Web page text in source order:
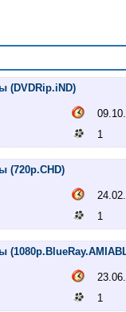
(DVDRip.iND)
1
(720p.CHD)
1
1